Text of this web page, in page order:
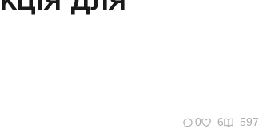
0 6 597